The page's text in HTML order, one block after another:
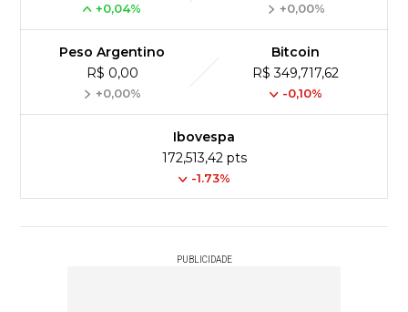
+0,04% +0,00%
Peso Argentino
R$ 0,00
+0,00%
Bitcoin
R$ 349,717,62
-0,10%
Ibovespa
172,513,42 pts
-1.73%
PUBLICIDADE